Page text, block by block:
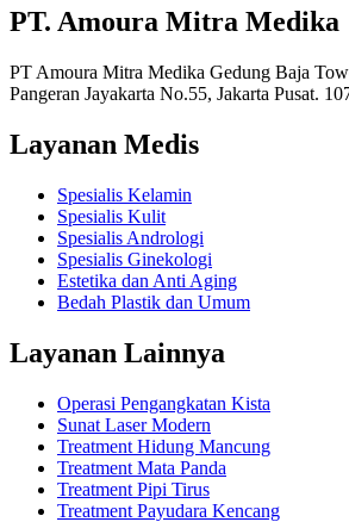
PT. Amoura Mitra Medika
PT Amoura Mitra Medika Gedung Baja
Pangeran Jayakarta No.55, Jakarta Pusat.
Layanan Medis
Spesialis Kelamin
Spesialis Kulit
Spesialis Andrologi
Spesialis Ginekologi
Estetika dan Anti Aging
Bedah Plastik dan Umum
Layanan Lainnya
Operasi Pengangkatan Kista
Sunat Laser Modern
Treatment Hidung Mancung
Treatment Mata Panda
Treatment Pipi Tirus
Treatment Payudara Kencang